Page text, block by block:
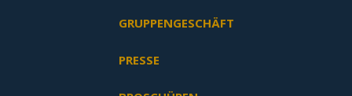
GRUPPENGESCHÄFT
PRESSE